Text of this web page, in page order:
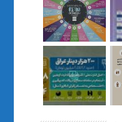
مشترک معلم و هنرجویان
گالری قرآنی هوش
تهران